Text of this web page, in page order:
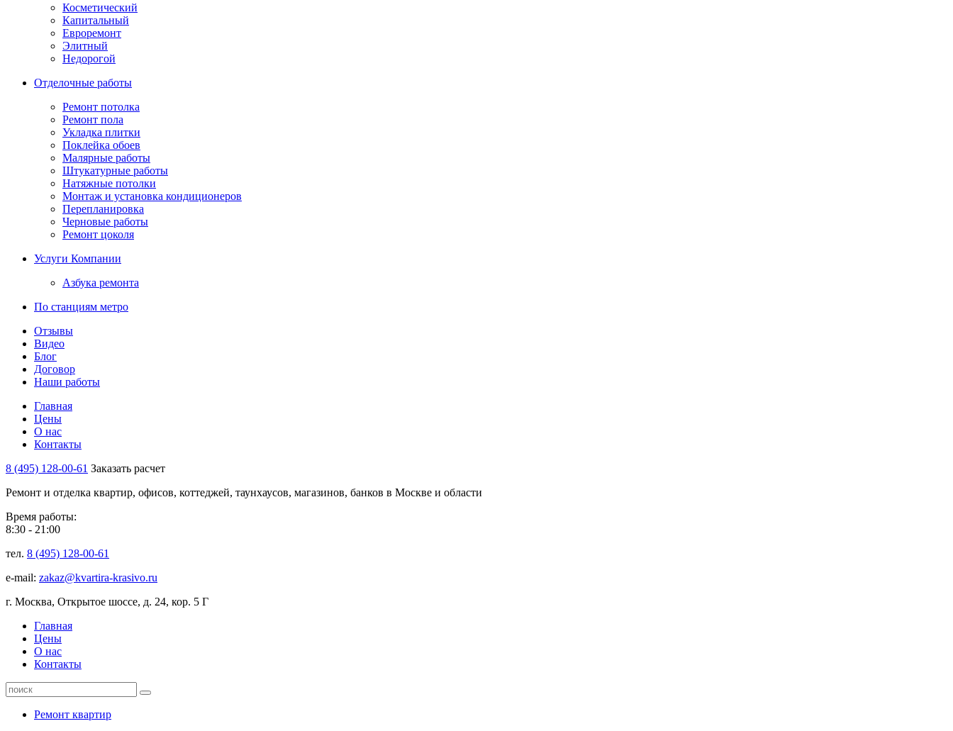
Косметический
Капитальный
Евроремонт
Элитный
Недорогой
Отделочные работы
Ремонт потолка
Ремонт пола
Укладка плитки
Поклейка обоев
Малярные работы
Штукатурные работы
Натяжные потолки
Монтаж и установка кондиционеров
Перепланировка
Черновые работы
Ремонт цоколя
Услуги Компании
Азбука ремонта
По станциям метро
Отзывы
Видео
Блог
Договор
Наши работы
Главная
Цены
О нас
Контакты
8 (495) 128-00-61 Заказать расчет
Ремонт и отделка квартир, офисов, коттеджей, таунхаусов, магазинов, банков в Москве и области
Время работы:
8:30 - 21:00
тел. 8 (495) 128-00-61
e-mail: zakaz@kvartira-krasivo.ru
г. Москва, Открытое шоссе, д. 24, кор. 5 Г
Главная
Цены
О нас
Контакты
Ремонт квартир